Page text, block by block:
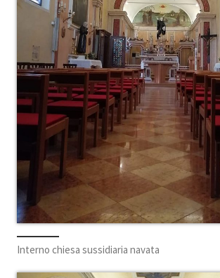
Interno chiesa sussidiaria navata